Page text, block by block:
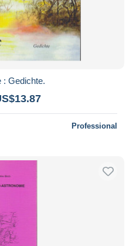
: Gedichte.
Professional